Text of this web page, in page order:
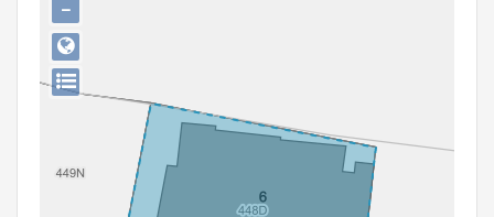
Persoon of collectief
Downloads
−